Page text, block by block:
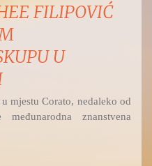
FILIPOVIĆ
U
mjestu Corato, nedaleko od
znanstvena